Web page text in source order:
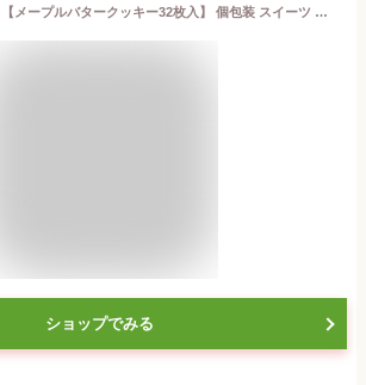
お菓子 ギフト【メープルバタークッキー32枚入】 個包装 スイーツ ギフト クッキー プレゼント 焼き菓子 洋菓子 内祝い お祝い 出産祝い 結婚内祝い お礼 可愛い おしゃれ 退職 ザ・メープルマニア 夏ギフト 暑中見舞い
ショップでみる